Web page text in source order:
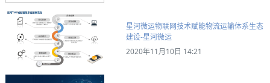
星河微运物联网技术赋能物流运输体系生态
建设​-星河微运
2020年11月10日 14:21